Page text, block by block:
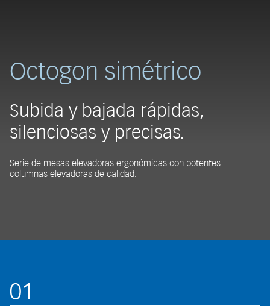
Octogon simétrico
Subida y bajada rápidas,
silenciosas y precisas.
Serie de mesas elevadoras ergonómicas con potentes
columnas elevadoras de calidad.
01